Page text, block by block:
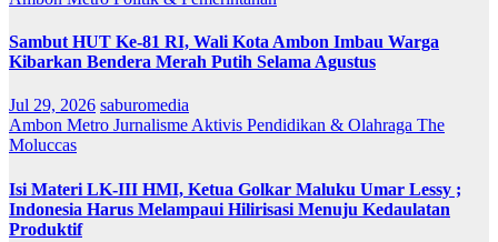
Sambut HUT Ke-81 RI, Wali Kota Ambon Imbau Warga
Kibarkan Bendera Merah Putih Selama Agustus
Jul 29, 2026 saburomedia
Ambon Metro Jurnalisme Aktivis Pendidikan & Olahraga The
Moluccas
Isi Materi LK-III HMI, Ketua Golkar Maluku Umar Lessy ;
Indonesia Harus Melampaui Hilirisasi Menuju Kedaulatan
Produktif